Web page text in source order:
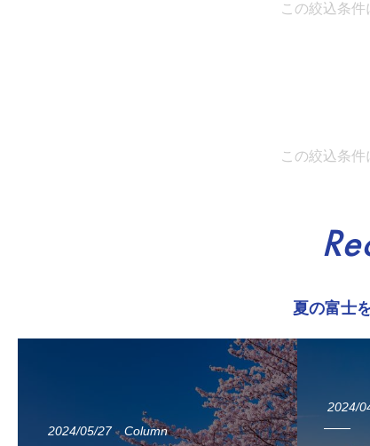
この絞込条
この絞込条
夏の富士
2024/05/27 Column
2024/